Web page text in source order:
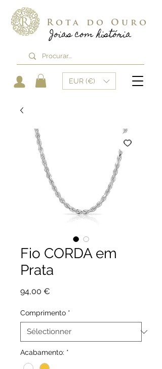
Joias com história
Rota do Ouro
EUR (€)
Fio CORDA em
Prata
94,00 €
Comprimento *
Acabamento: *